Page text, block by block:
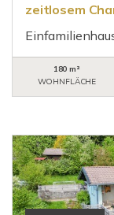
zeitlosem
180 m²
WOHNFLÄCHE